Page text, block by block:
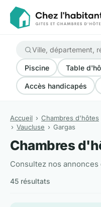
Piscine Table
Accès handicapés
Accueil Chambres d'hôtes
Vaucluse
Gargas
Chambres
Consultez nos annonces
45 résultats